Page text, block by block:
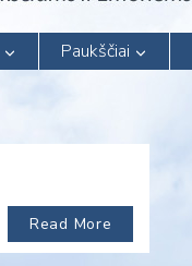
Paukščiai
Read More